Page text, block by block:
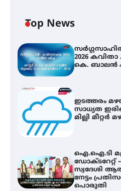
Top News
2026 കവിതാ
കെ. ബാലൻ
ഇടത്തരം
സാധ്യത
മില്ലി മീറ്റർ
ഐ.ഐ.ടി
ഡോക്ടറേറ്റ്
സ്വദേശി
നേട്ടം
പൊരുതി